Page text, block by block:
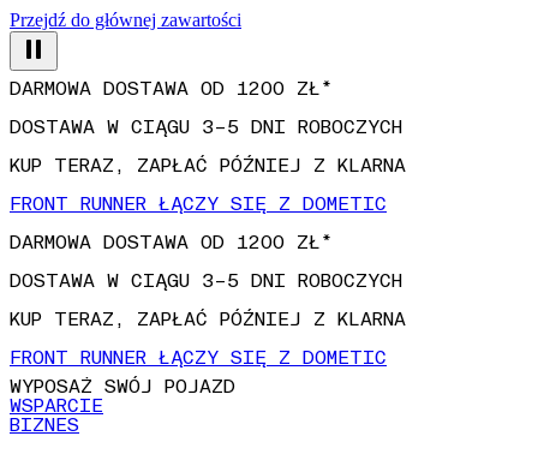
Przejdź do głównej zawartości
DOSTAWA W CIĄGU 3–5 DNI ROBOCZYCH
KUP TERAZ, ZAPŁAĆ PÓŹNIEJ Z KLARNA
FRONT RUNNER ŁĄCZY SIĘ Z DOMETIC
DARMOWA DOSTAWA OD 1200 ZŁ*
DOSTAWA W CIĄGU 3–5 DNI ROBOCZYCH
KUP TERAZ, ZAPŁAĆ PÓŹNIEJ Z KLARNA
FRONT RUNNER ŁĄCZY SIĘ Z DOMETIC
WYPOSAŻ SWÓJ POJAZD
WSPARCIE
BIZNES